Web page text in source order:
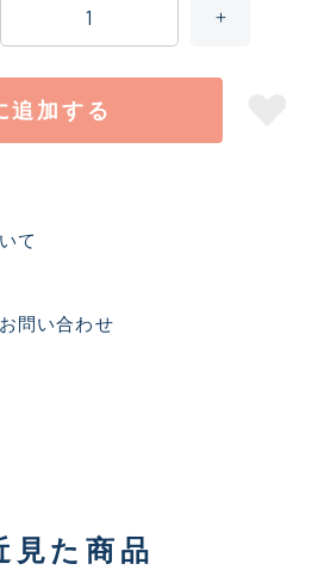
追加する
て
問い合わせ
見た商品